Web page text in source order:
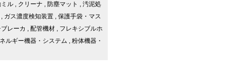
ル , クリーナ , 防塵マット , 汚泥処
, ガス濃度検知装置 , 保護手袋・マス
レーカ , 配管機材 , フレキシブルホ
ルギー機器・システム , 粉体機器・